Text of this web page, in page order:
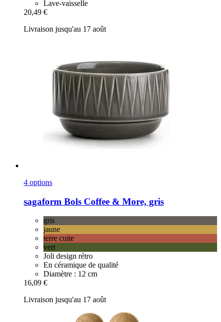
Lave-vaisselle
20,49 €
Livraison jusqu'au 17 août
4 options
sagaform Bols Coffee & More, gris
gris
jaune
terre cuite
vert
Joli design rétro
En céramique de qualité
Diamètre : 12 cm
16,09 €
Livraison jusqu'au 17 août